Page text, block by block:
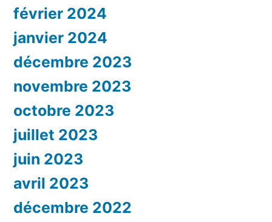
février 2024
janvier 2024
décembre 2023
novembre 2023
octobre 2023
juillet 2023
juin 2023
avril 2023
décembre 2022